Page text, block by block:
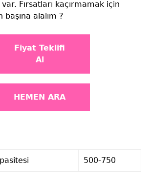
var. Fırsatları kaçırmamak için
alalım ?
Fiyat Teklifi
Al
HEMEN ARA
500-750